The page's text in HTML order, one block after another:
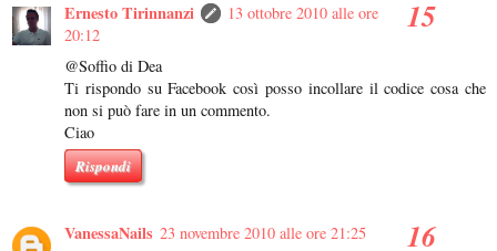
Ernesto Tirinnanzi
13 ottobre 2010 alle ore
20:12
@Soffio di Dea
Ti rispondo su Facebook così posso incollare il codice cosa che
non si può fare in un commento.
Ciao
Rispondi
VanessaNails 23 novembre 2010 alle ore 21:25